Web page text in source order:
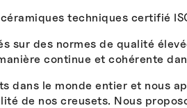
techniques certifié
sur des normes de qualité
continue et cohérente
dans le monde entier et nous
de nos creusets. Nous